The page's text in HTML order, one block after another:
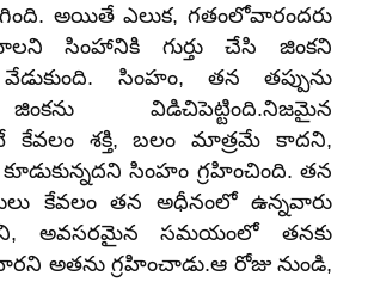
అయితే ఎలుక, గతంలోవారందరు
సింహానికి గుర్తు చేసి జింకని
సింహం, తన తప్పును
విడిచిపెట్టింది.నిజమైన
శక్తి, బలం మాత్రమే కాదని,
సింహం గ్రహించింది. తన
కేవలం తన అధీనంలో ఉన్నవారు
అవసరమైన సమయంలో తనకు
అతను గ్రహించాడు.ఆ రోజు నుండి,